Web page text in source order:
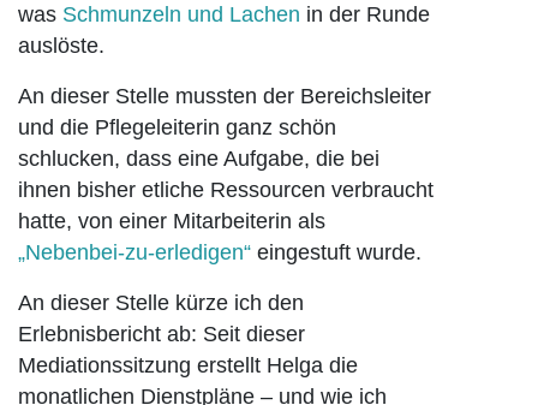
was Schmunzeln und Lachen in der Runde
auslöste.
An dieser Stelle mussten der Bereichsleiter
und die Pflegeleiterin ganz schön
schlucken, dass eine Aufgabe, die bei
ihnen bisher etliche Ressourcen verbraucht
hatte, von einer Mitarbeiterin als
„Nebenbei-zu-erledigen“ eingestuft wurde.
An dieser Stelle kürze ich den
Erlebnisbericht ab: Seit dieser
Mediationssitzung erstellt Helga die
monatlichen Dienstpläne – und wie ich